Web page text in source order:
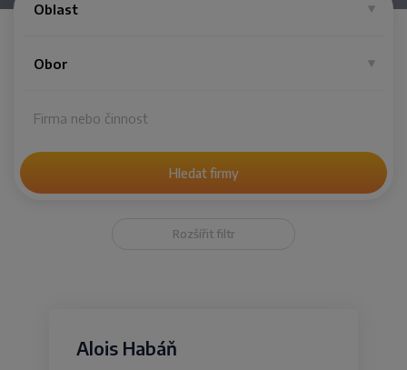
Oblast
Obor
Hledat firmy
Rozšířit filtr
Alois Habáň